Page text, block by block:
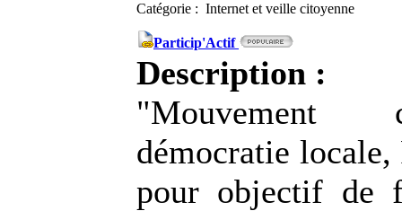
Catégorie : Internet et veille citoyenne
Particip'Actif
Description :
"Mouvement
démocratie
pour objectif de